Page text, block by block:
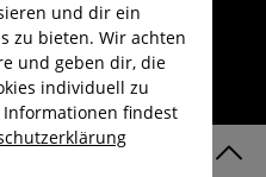
ab 29,-€
Werktage
Retoure
und dir ein
zu bieten. Wir achten
und geben dir, die
individuell zu
findest